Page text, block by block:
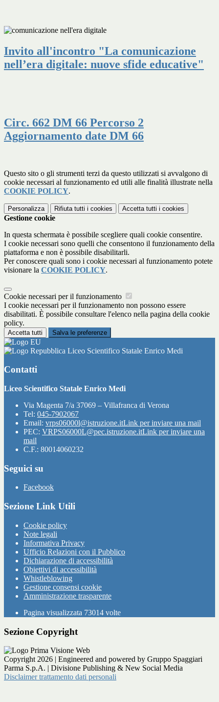
Invito all'incontro "La comunicazione
nell’era digitale: nuove sfide educative"
Circ. 662 DM 66 Percorso 2
Aggiornamento date DM 66
Questo sito o gli strumenti terzi da questo utilizzati si avvalgono di
cookie necessari al funzionamento ed utili alle finalità illustrate nella
COOKIE POLICY.
Personalizza Rifiuta tutti i cookies Accetta tutti i cookies
Gestione cookie
In questa schermata è possibile scegliere quali cookie consentire.
I cookie necessari sono quelli che consentono il funzionamento della
piattaforma e non è possibile disabilitarli.
Per conoscere quali sono i cookie necessari al funzionamento potete
visionare la COOKIE POLICY.
Cookie necessari per il funzionamento
I cookie necessari per il funzionamento non possono essere
disabilitati. È possibile consultare l'elenco nella pagina della cookie
policy.
Accetta tutti Salva le preferenze
Liceo Scientifico Statale Enrico Medi
Contatti
Liceo Scientifico Statale Enrico Medi
Via Magenta 7/a 37069 – Villafranca di Verona
Tel: 045-7902067
Email: vrps06000l@istruzione.itLink per inviare una mail
PEC: VRPS06000L@pec.istruzione.itLink per inviare una
mail
C.F.: 80014060232
Seguici su
Facebook
Sezione Link Utili
Cookie policy
Note legali
Informativa Privacy
Ufficio Relazioni con il Pubblico
Dichiarazione di accessibilità
Obiettivi di accessibilità
Whistleblowing
Gestione consensi cookie
Amministrazione trasparente
Pagina visualizzata 73014 volte
Sezione Copyright
Copyright 2026 | Engineered and powered by Gruppo Spaggiari
Parma S.p.A. | Divisione Publishing & New Social Media
Disclaimer trattamento dati personali